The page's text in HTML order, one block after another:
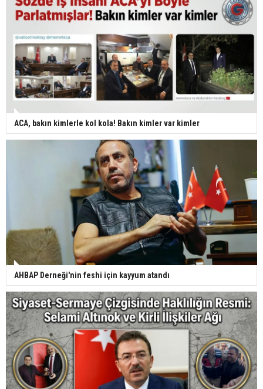
ACA, bakın kimlerle kol kola! Bakın kimler var kimler
AHBAP Derneği'nin feshi için kayyum atandı